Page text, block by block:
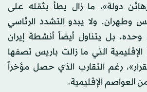
دولة»، ما زال يطأ بثقله على
وطهران. ولا يبدو التشدد الرئاسي
بل يتناول أيضاً أنشطة إيران
الإقليمية التي ما زالت باريس تصفها
رغم التقارب الذي حصل مؤخراً
العواصم الإقليمية.